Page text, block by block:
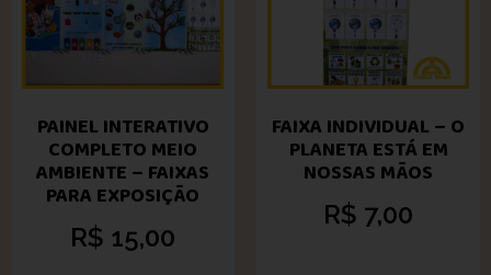
PAINEL INTERATIVO
COMPLETO MEIO
AMBIENTE – FAIXAS
PARA EXPOSIÇÃO
R$ 15,00
FAIXA INDIVIDUAL – O
PLANETA ESTÁ EM
NOSSAS MÃOS
R$ 7,00